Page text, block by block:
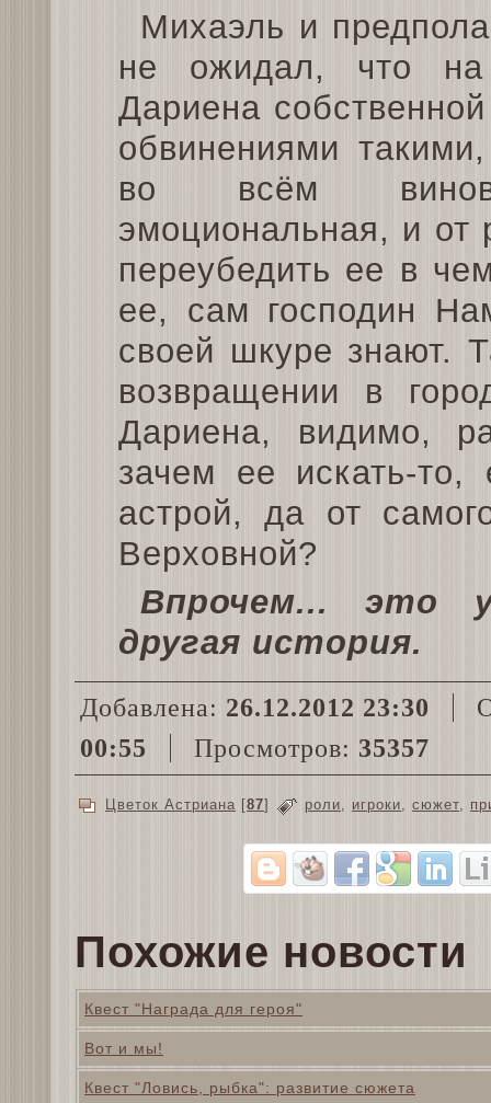
Михаэль и
не ожидал, что на
Дариена
обвинениями
во всём
эмоциональная, и от
переубедить ее в
ее, сам господин
своей шкуре знают.
возвращении в
Дариена, видимо,
зачем ее искать-
астрой, да от
Верховной?
Впрочем... это
другая история.
Добавлена: 26.12.2012 23:30
00:55
Просмотров: 35357
Цветок Астриана [87] роли, игроки, сюжет,
Похожие новости
Квест "Награда для героя"
Вот и мы!
Квест "Ловись, рыбка": развитие сюжета